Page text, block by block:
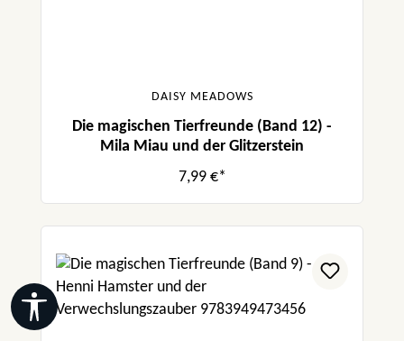
DAISY MEADOWS
Die magischen Tierfreunde (Band 12) -
Mila Miau und der Glitzerstein
7,99 €*
Werkzeugleiste anzeigen